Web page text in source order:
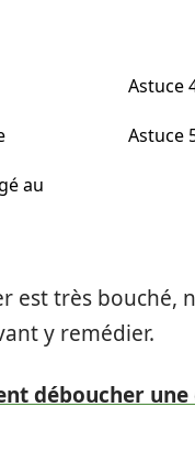
au
Astuce
Astuce
est très bouché,
y remédier.
déboucher